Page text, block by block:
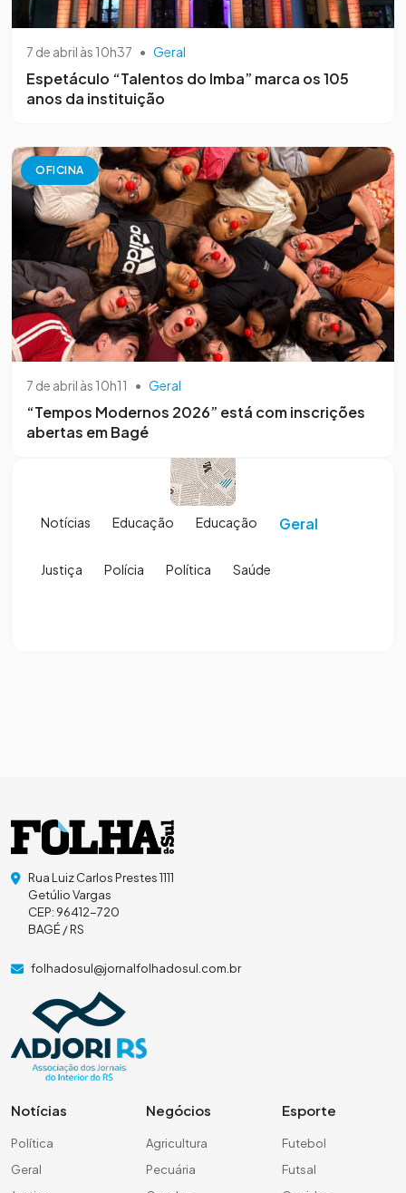
7 de abril às 10h37 • Geral
Espetáculo “Talentos do Imba” marca os 105
anos da instituição
OFICINA
7 de abril às 10h11 • Geral
“Tempos Modernos 2026” está com inscrições
abertas em Bagé
Notícias Educação Educação Geral
Justiça Polícia Política Saúde
Rua Luiz Carlos Prestes 1111
Getúlio Vargas
CEP: 96412-720
BAGÉ / RS
folhadosul@jornalfolhadosul.com.br
Notícias
Política
Geral
Negócios
Agricultura
Pecuária
Esporte
Futebol
Futsal